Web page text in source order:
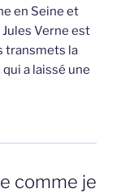
en Seine et
Verne est
transmets la
a laissé une
comme je